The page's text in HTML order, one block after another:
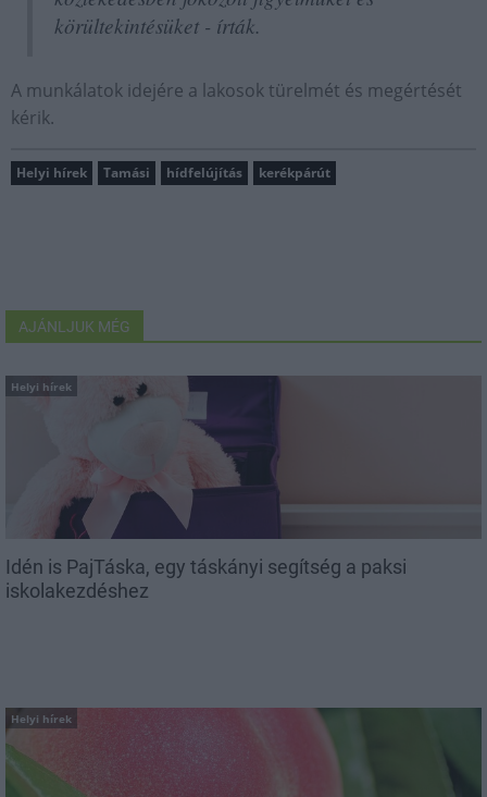
körültekintésüket - írták.
A munkálatok idejére a lakosok türelmét és megértését
kérik.
Helyi hírek Tamási hídfelújítás kerékpárút
AJÁNLJUK MÉG
Helyi hírek
Idén is PajTáska, egy táskányi segítség a paksi
iskolakezdéshez
Helyi hírek